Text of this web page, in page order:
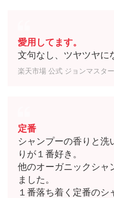
愛用してます。
文句なし、ツヤツヤに
楽天市場 公式 ジョンマスタ
定番
シャンプーの香りと洗
りが１番好き。
他のオーガニックシャ
ました。
１番落ち着く定番のシ